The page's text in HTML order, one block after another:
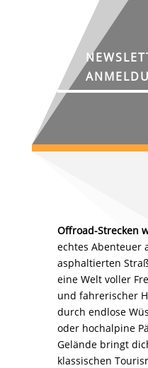
Offroad-Strecken
echtes Abenteuer
asphaltierten
eine Welt voller
und fahrerischer
durch endlose
oder hochalpine
Gelände bringt
klassischen